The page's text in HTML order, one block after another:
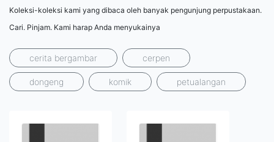
Koleksi-koleksi kami yang dibaca oleh banyak pengunjung perpustakaan.
Cari. Pinjam. Kami harap Anda menyukainya
cerita bergambar cerpen
dongeng komik petualangan